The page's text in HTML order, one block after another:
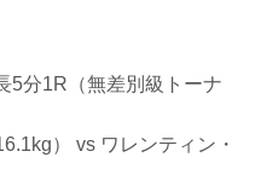
5分1R（無差別級トーナ
） vs ワレンティン・